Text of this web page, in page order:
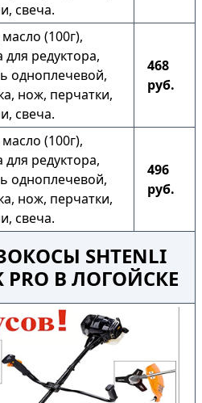
свеча.
(100г),
для редуктора,
одноплечевой,
нож, перчатки,
свеча.
468
руб.
(100г),
для редуктора,
одноплечевой,
нож, перчатки,
свеча.
496
руб.
SHTENLI
PRO В ЛОГОЙСКЕ